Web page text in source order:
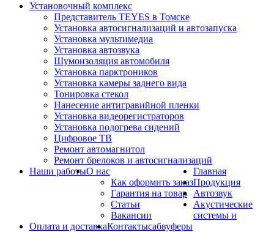
Установочный комплекс
Представитель TEYES в Томске
Установка автосигнализаций и автозапуска
Установка мультимедиа
Установка автозвука
Шумоизоляция автомобиля
Установка парктроников
Установка камеры заднего вида
Тонировка стекол
Нанесение антигравийной пленки
Установка видеорегистраторов
Установка подогрева сидений
Цифровое ТВ
Ремонт автомагнитол
Ремонт брелоков и автосигнализаций
Наши работыО нас
Как оформить заказ
Гарантия на товар
Статьи
Вакансии
Оплата и доставкаКонтакты
Главная
Продукция
Автозвук
Акустические
системы и
сабвуферы